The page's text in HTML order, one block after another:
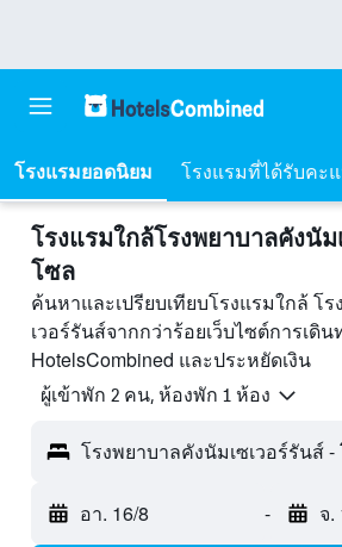
โรงแรมยอดนิยม โรงแรมที่ได้รับคะ
โรงแรมใกล้โรงพยาบาลคังนัม
โซล
ค้นหาและเปรียบเทียบโรงแรมใกล้ โ
เวอร์รันส์จากกว่าร้อยเว็บไซต์การเดิ
HotelsCombined และประหยัดเงิน
ผู้เข้าพัก 2 คน, ห้องพัก 1 ห้อง
โรงพยาบาลคังนัมเซเวอร์รันส์ -
อา. 16/8 - จ.